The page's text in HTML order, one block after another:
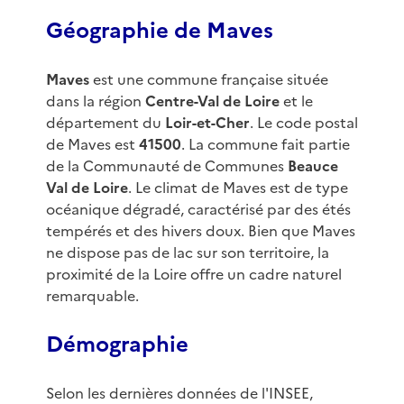
Géographie de Maves
Mavesest une commune française située
dans la région Centre-Val de Loireet le
département du Loir-et-Cher. Le code postal
de Maves est 41500. La commune fait partie
de la Communauté de Communes Beauce
Val de Loire. Le climat de Maves est de type
océanique dégradé, caractérisé par des étés
tempérés et des hivers doux. Bien que Maves
ne dispose pas de lac sur son territoire, la
proximité de la Loire offre un cadre naturel
remarquable.
Démographie
Selon les dernières données de l'INSEE,